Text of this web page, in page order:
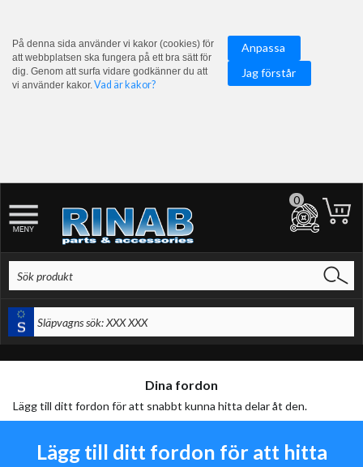
På denna sida använder vi kakor (cookies) för
att webbplatsen ska fungera på ett bra sätt för
dig. Genom att surfa vidare godkänner du att
vi använder kakor.Vad är kakor?
Anpassa
Jag förstår
0
Dina fordon
Lägg till ditt fordon för att snabbt kunna hitta delar åt den.
Lägg till ditt fordon för att hitta